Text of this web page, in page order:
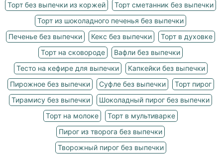
Торт без выпечки из коржей
Торт сметанник без выпечки
Торт из шоколадного печенья без выпечки
Печенье без выпечки
Кекс без выпечки
Торт в духовке
Торт на сковороде
Вафли без выпечки
Тесто на кефире для выпечки
Капкейки без выпечки
Пирожное без выпечки
Суфле без выпечки
Торт пирог
Тирамису без выпечки
Шоколадный пирог без выпечки
Торт на молоке
Торт в мультиварке
Пирог из творога без выпечки
Творожный пирог без выпечки